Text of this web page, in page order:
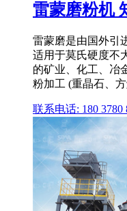
雷蒙磨粉机
雷蒙磨是由国外引
适用于莫氏硬度不
的矿业、化工、冶
粉加工 (重晶石、
联系电话: 180 3780